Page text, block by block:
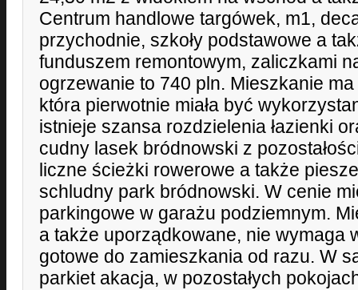
Centrum handlowe targówek, m1,
przychodnie, szkoły podstawowe a
funduszem remontowym, zaliczkami
ogrzewanie to 740 pln. Mieszkanie
która pierwotnie miała być
istnieje szansa rozdzielenia łazienki
cudny lasek bródnowski z
liczne ścieżki rowerowe a także
schludny park bródnowski. W cenie
parkingowe w garażu podziemnym.
a także uporządkowane, nie wymaga
gotowe do zamieszkania od razu. W
parkiet akacja, w pozostałych